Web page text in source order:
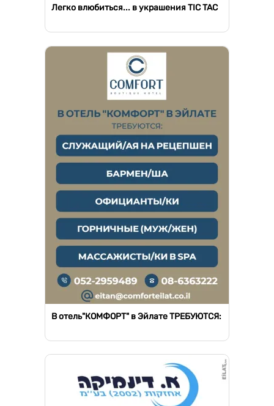
Легко влюбиться... в украшения TIC TAC
В отель"КОМФОРТ" в Эйлате ТРЕБУЮТСЯ: